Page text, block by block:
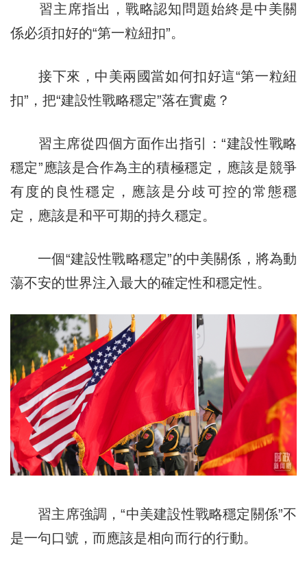
習主席指出，戰略認知問題始終是中美關
係必須扣好的“第一粒紐扣”。
接下來，中美兩國當如何扣好這“第一粒紐
扣”，把“建設性戰略穩定”落在實處？
習主席從四個方面作出指引：“建設性戰略
穩定”應該是合作為主的積極穩定，應該是競爭
有度的良性穩定，應該是分歧可控的常態穩
定，應該是和平可期的持久穩定。
一個“建設性戰略穩定”的中美關係，將為動
蕩不安的世界注入最大的確定性和穩定性。
習主席強調，“中美建設性戰略穩定關係”不
是一句口號，而應該是相向而行的行動。